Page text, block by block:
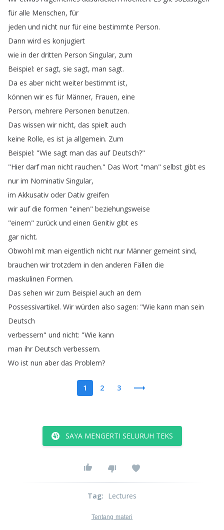
für alle Menschen, für
jeden und nicht nur für eine bestimmte Person.
Dann wird es konjugiert
wie in der dritten Person Singular, zum
Beispiel: er sagt, sie sagt, man sagt.
Da es aber nicht weiter bestimmt ist,
können wir es für Männer, Frauen, eine
Person, mehrere Personen benutzen.
Das wissen wir nicht, das spielt auch
keine Rolle, es ist ja allgemein. Zum
Beispiel: "Wie sagt man das auf Deutsch?"
"Hier darf man nicht rauchen." Das Wort "man" selbst gibt es
nur im Nominativ Singular,
im Akkusativ oder Dativ greifen
wir auf die formen "einen" beziehungsweise
"einem" zurück und einen Genitiv gibt es
gar nicht.
Obwohl mit man eigentlich nicht nur Männer gemeint sind,
brauchen wir trotzdem in den anderen Fällen die
maskulinen Formen.
Das sehen wir zum Beispiel auch an dem
Possessivartikel. Wir würden also sagen: "Wie kann man sein
Deutsch
verbessern" und nicht: "Wie kann
man ihr Deutsch verbessern.
Wo ist nun aber das Problem?
1 2 3
SAYA MENGERTI SELURUH TEKS
Tag: Lectures
Tentang materi